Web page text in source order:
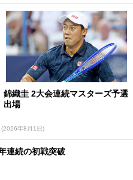
錦織圭 2大会連続マスターズ予選
出場
(2026年8月1日)
連続の初戦突破